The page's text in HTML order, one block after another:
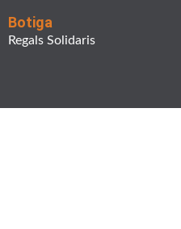
Botiga
Regals Solidaris